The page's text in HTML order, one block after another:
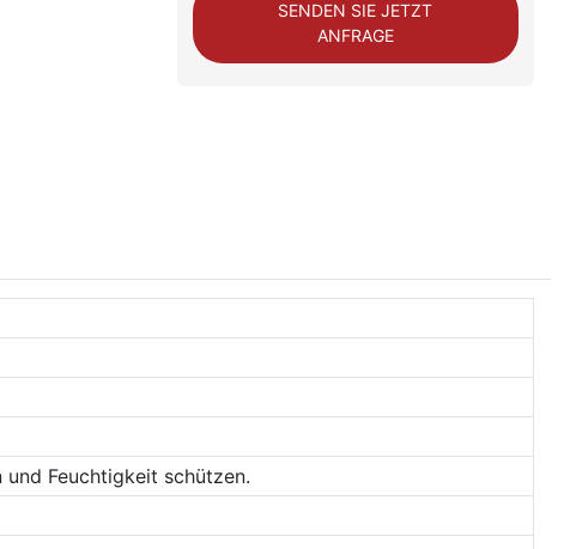
SENDEN SIE JETZT
ANFRAGE
Feuchtigkeit schützen.